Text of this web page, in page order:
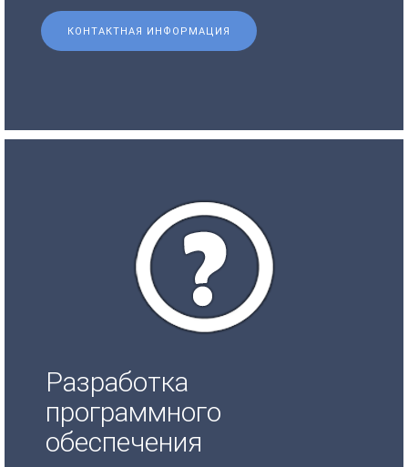
КОНТАКТНАЯ ИНФОРМАЦИЯ
Разработка
программного
обеспечения